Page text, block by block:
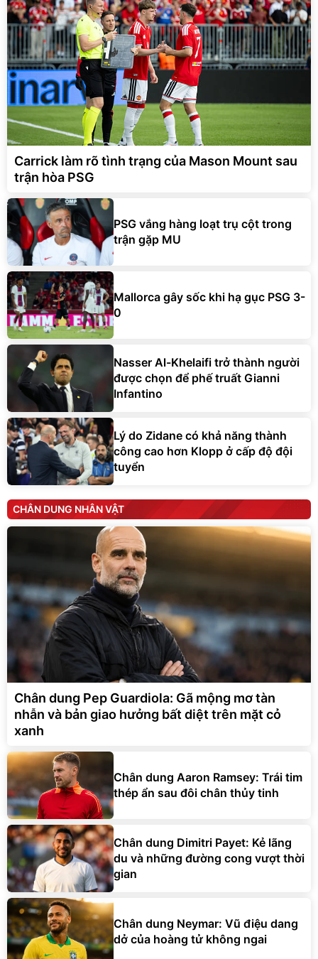
Carrick làm rõ tình trạng của Mason Mount sau
trận hòa PSG
PSG vắng hàng loạt trụ cột trong
trận gặp MU
Mallorca gây sốc khi hạ gục PSG 3-
0
Nasser Al-Khelaifi trở thành người
được chọn để phế truất Gianni
Infantino
Lý do Zidane có khả năng thành
công cao hơn Klopp ở cấp độ đội
tuyển
CHÂN DUNG NHÂN VẬT
Chân dung Pep Guardiola: Gã mộng mơ tàn
nhẫn và bản giao hưởng bất diệt trên mặt cỏ
xanh
Chân dung Aaron Ramsey: Trái tim
thép ẩn sau đôi chân thủy tinh
Chân dung Dimitri Payet: Kẻ lãng
du và những đường cong vượt thời
gian
Chân dung Neymar: Vũ điệu dang
dở của hoàng tử không ngai